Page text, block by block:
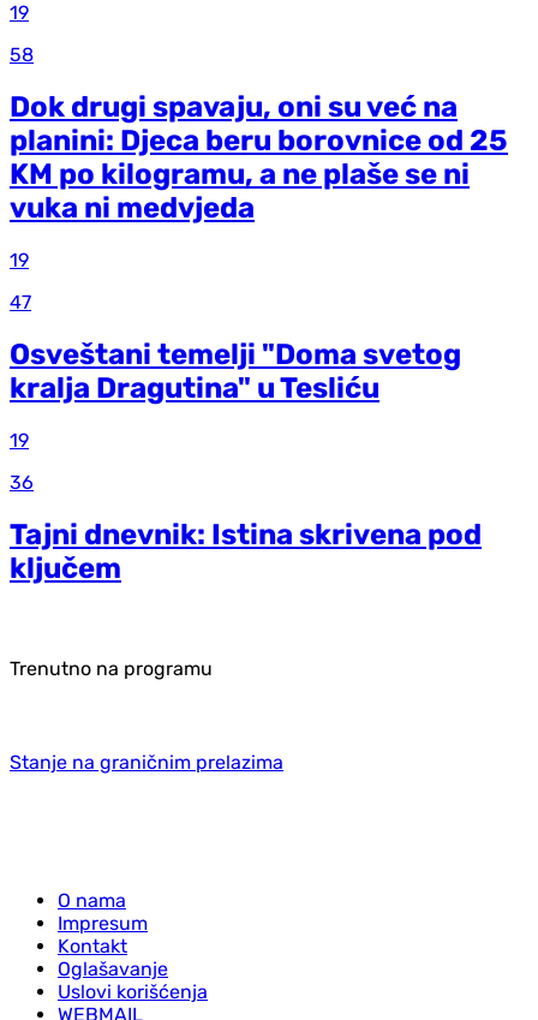
19
58
Dok drugi spavaju, oni su već na
planini: Djeca beru borovnice od 25
KM po kilogramu, a ne plaše se ni
vuka ni medvjeda
19
47
Osveštani temelji "Doma svetog
kralja Dragutina" u Tesliću
19
36
Tajni dnevnik: Istina skrivena pod
ključem
Trenutno na programu
Stanje na graničnim prelazima
O nama
Impresum
Kontakt
Oglašavanje
Uslovi korišćenja
WEBMAIL